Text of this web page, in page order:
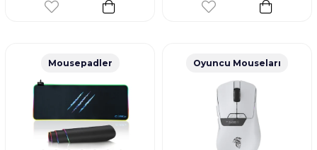
Mousepadler Oyuncu Mouseları